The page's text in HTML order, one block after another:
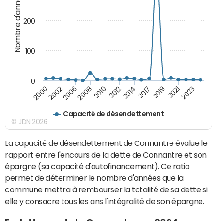
Nombre d'années
Capacité de désendettement
20002002200620082010 201220142017 2019 20212023
0
100
200
© JDN 2026
La capacité de désendettement de Connantre évalue le
rapport entre l'encours de la dette de Connantre et son
épargne (sa capacité d'autofinancement). Ce ratio
permet de déterminer le nombre d'années que la
commune mettra à rembourser la totalité de sa dette si
elle y consacre tous les ans l'intégralité de son épargne.